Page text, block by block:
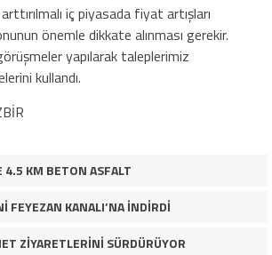
iç piyasada fiyat artışları
önemle dikkate alınması gerekir.
yapılarak taleplerimiz
kullandı.
4.5 KM BETON ASFALT
FEYEZAN KANALI’NA İNDİRDİ
ZİYARETLERİNİ SÜRDÜRÜYOR